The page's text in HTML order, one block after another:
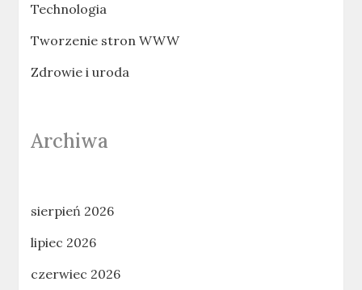
Technologia
Tworzenie stron WWW
Zdrowie i uroda
Archiwa
sierpień 2026
lipiec 2026
czerwiec 2026